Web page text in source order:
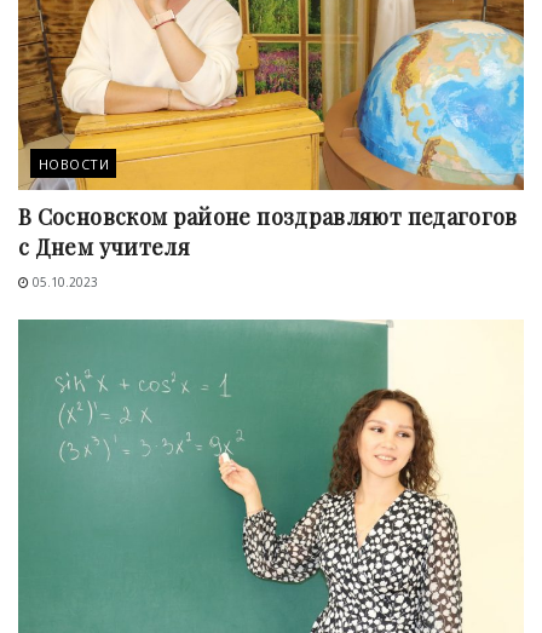
НОВОСТИ
В Сосновском районе поздравляют педагогов
с Днем учителя
05.10.2023